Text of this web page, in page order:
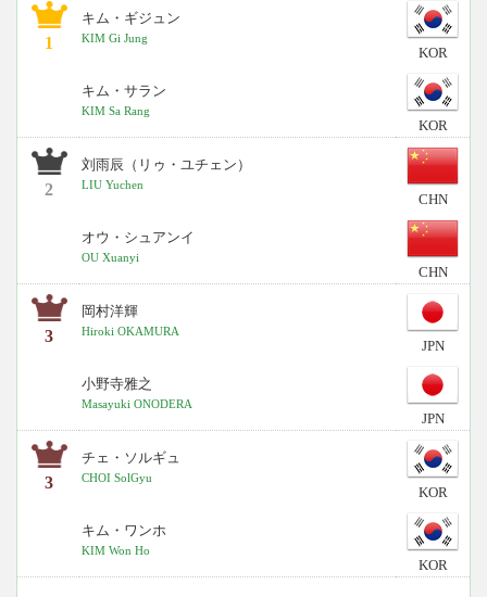
1
キム・ギジュン
KIM Gi Jung
KOR
キム・サラン
KIM Sa Rang
KOR
2
刘雨辰（リゥ・ユチェン）
LIU Yuchen
CHN
オウ・シュアンイ
OU Xuanyi
CHN
3
岡村洋輝
Hiroki OKAMURA
JPN
小野寺雅之
Masayuki ONODERA
JPN
3
チェ・ソルギュ
CHOI SolGyu
KOR
キム・ワンホ
KIM Won Ho
KOR